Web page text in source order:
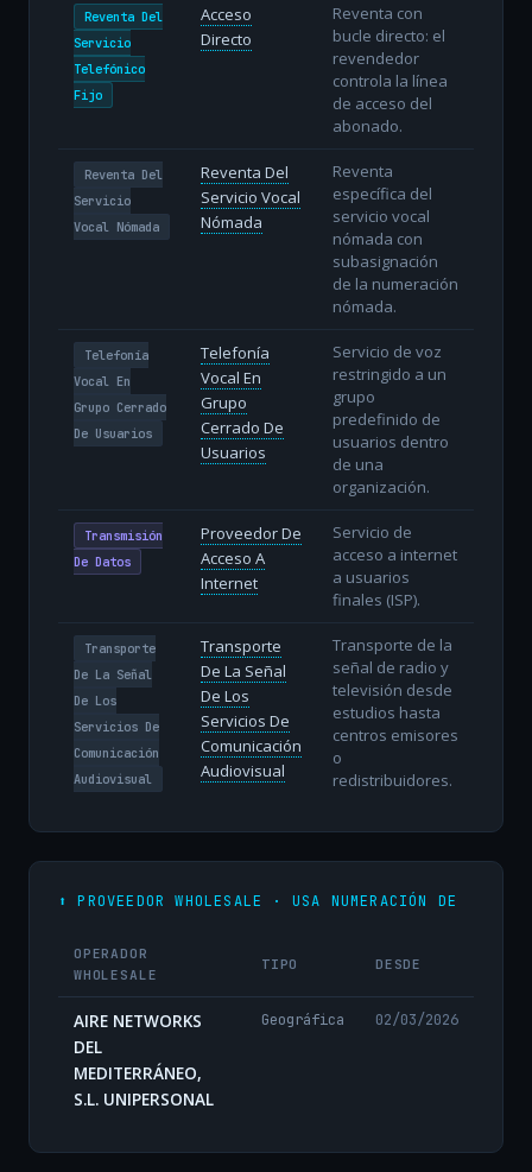
Reventa Del
Servicio
Telefónico
Fijo
Acceso
Directo
Reventa con
bucle directo: el
revendedor
controla la línea
de acceso del
abonado.
Reventa Del
Servicio
Vocal Nómada
Reventa Del
Servicio Vocal
Nómada
Reventa
específica del
servicio vocal
nómada con
subasignación
de la numeración
nómada.
Telefonía
Vocal En
Grupo Cerrado
De Usuarios
Telefonía
Vocal En
Grupo
Cerrado De
Usuarios
Servicio de voz
restringido a un
grupo
predefinido de
usuarios dentro
de una
organización.
Transmisión
De Datos
Proveedor De
Acceso A
Internet
Servicio de
acceso a internet
a usuarios
finales (ISP).
Transporte
De La Señal
De Los
Servicios De
Comunicación
Audiovisual
Transporte
De La Señal
De Los
Servicios De
Comunicación
Audiovisual
Transporte de la
señal de radio y
televisión desde
estudios hasta
centros emisores
o
redistribuidores.
⬆️ PROVEEDOR WHOLESALE · USA NUMERACIÓN DE
OPERADOR
WHOLESALE
TIPO DESDE
AIRE NETWORKS
DEL
MEDITERRÁNEO,
S.L. UNIPERSONAL
Geográfica 02/03/2026